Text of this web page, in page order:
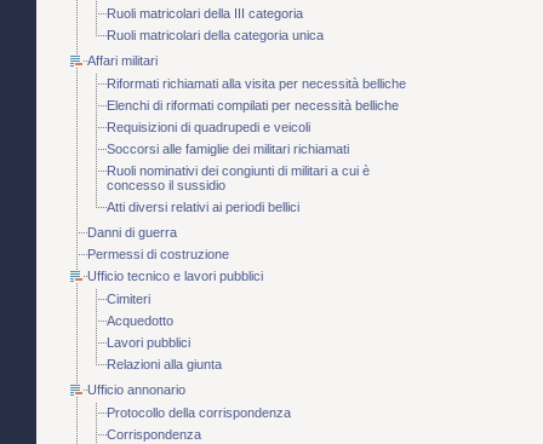
Ruoli matricolari della III categoria
Ruoli matricolari della categoria unica
Affari militari
Riformati richiamati alla visita per necessità belliche
Elenchi di riformati compilati per necessità belliche
Requisizioni di quadrupedi e veicoli
Soccorsi alle famiglie dei militari richiamati
Ruoli nominativi dei congiunti di militari a cui è
concesso il sussidio
Atti diversi relativi ai periodi bellici
Danni di guerra
Permessi di costruzione
Ufficio tecnico e lavori pubblici
Cimiteri
Acquedotto
Lavori pubblici
Relazioni alla giunta
Ufficio annonario
Protocollo della corrispondenza
Corrispondenza